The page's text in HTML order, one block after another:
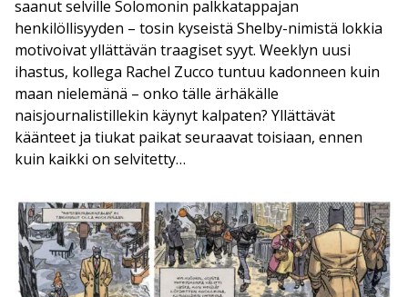
saanut selville Solomonin palkkatappajan
henkilöllisyyden – tosin kyseistä Shelby-nimistä lokkia
motivoivat yllättävän traagiset syyt. Weeklyn uusi
ihastus, kollega Rachel Zucco tuntuu kadonneen kuin
maan nielemänä – onko tälle ärhäkälle
naisjournalistillekin käynyt kalpaten? Yllättävät
käänteet ja tiukat paikat seuraavat toisiaan, ennen
kuin kaikki on selvitetty…